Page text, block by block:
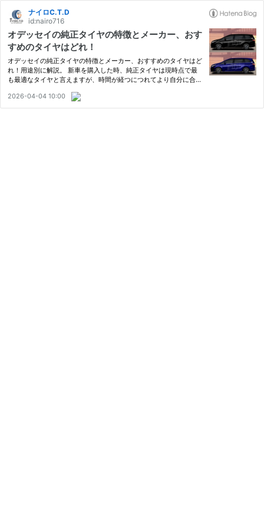
ナイロC.T.D
id:nairo716
オデッセイの純正タイヤの特徴とメーカー、おす
すめのタイヤはどれ！
オデッセイの純正タイヤの特徴とメーカー、おすすめのタイヤはど
れ！用途別に解説。 新車を購入した時、純正タイヤは現時点で最
も最適なタイヤと言えますが、時間が経つにつれてより自分に合っ
ンである「オデッセイ」は、家族での利用や長距離ドライブなど、
…
2026-04-04 10:00